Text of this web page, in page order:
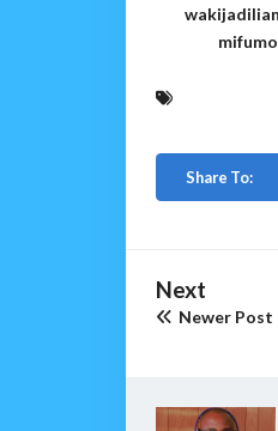
Share To:
Next
Newer Post